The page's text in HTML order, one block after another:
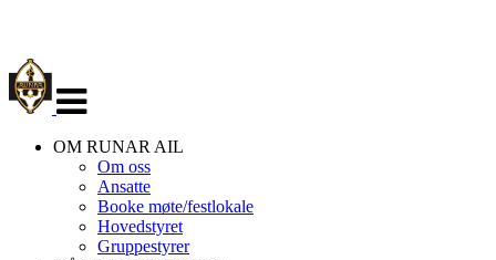
navigasjon
OM RUNAR AIL
Om oss
Ansatte
Booke møte/festlokale
Hovedstyret
Gruppestyrer